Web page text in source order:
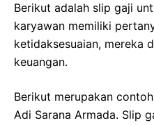
Berikut adalah slip gaji
karyawan memiliki
ketidaksesuaian, mereka
keuangan.
Berikut merupakan
Adi Sarana Armada. Slip